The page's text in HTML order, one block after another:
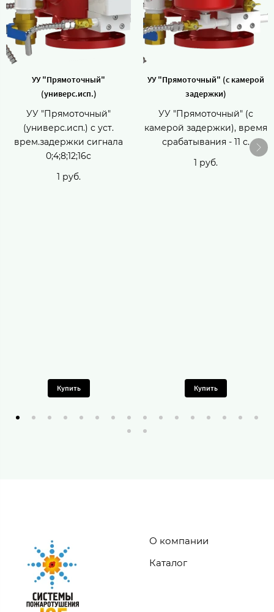
УУ "Прямоточный"
(универс.исп.)
УУ "Прямоточный"
(универс.исп.) с уст.
врем.задержки сигнала
0;4;8;12;16с
1 руб.
Купить
УУ "Прямоточный" (с камерой
задержки)
УУ "Прямоточный" (с
камерой задержки), время
срабатывания - 11 с.
1 руб.
Купить
О компании
Каталог